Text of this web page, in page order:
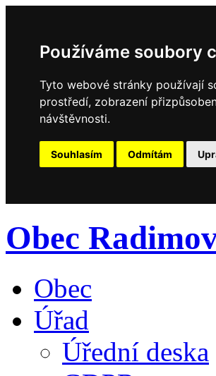
Používáme soubory
Tyto webové stránky používají
prostředí, zobrazení
návštěvnosti.
Souhlasím Odmítám
Obec
Obec
Úřad
Úřední deska